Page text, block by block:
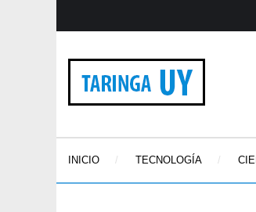
INICIO TECNOLOGÍA